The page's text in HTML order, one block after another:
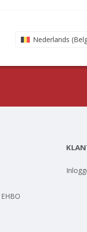
Nederlands